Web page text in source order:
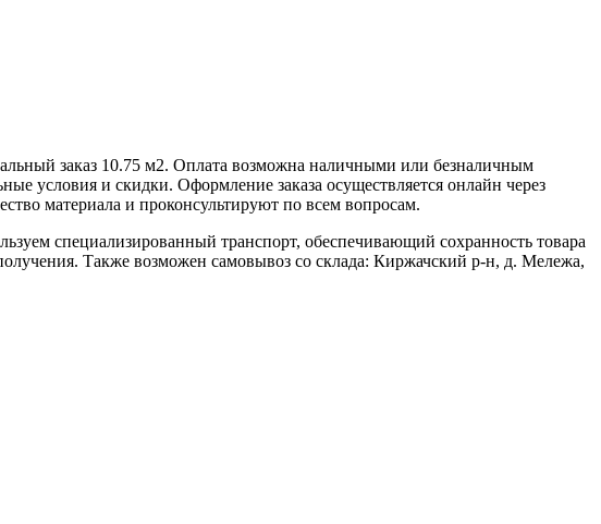
заказ 10.75 м2. Оплата возможна наличными или безналичным
условия и скидки. Оформление заказа осуществляется онлайн через
материала и проконсультируют по всем вопросам.
специализированный транспорт, обеспечивающий сохранность товара
Также возможен самовывоз со склада: Киржачский р-н, д. Мележа,